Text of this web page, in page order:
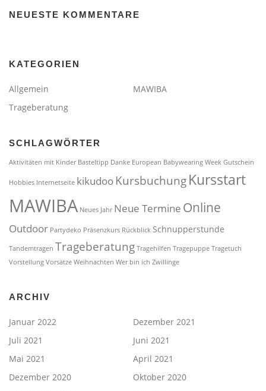
NEUESTE KOMMENTARE
KATEGORIEN
Allgemein
MAWIBA
Trageberatung
SCHLAGWÖRTER
Aktivitäten mit Kinder Basteltipp Danke European Babywearing Week Gutschein
Hobbies Internetseite kikudoo KursbuchungKursstart
MAWIBA Neues Jahr Neue Termine Online
Outdoor Partydeko Präsenzkurs Rückblick Schnupperstunde
Tandemtragen Trageberatung Tragehilfen Tragepuppe Tragetuch
Vorstellung Vorsätze Weihnachten Wer bin ich Zwillinge
ARCHIV
Januar 2022
Dezember 2021
Juli 2021
Juni 2021
Mai 2021
April 2021
Dezember 2020
Oktober 2020